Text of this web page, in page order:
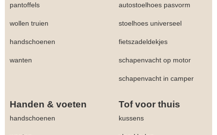
pantoffels autostoelhoes pasvorm
wollen truien stoelhoes universeel
handschoenen fietszadeldekjes
wanten schapenvacht op motor
schapenvacht in camper
Handen & voeten Tof voor thuis
handschoenen kussens